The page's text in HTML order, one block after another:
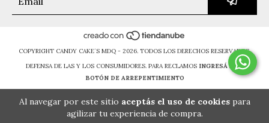
Al navegar por este sitio aceptás el uso de cookiespara
agilizar tu experiencia de compra.
COPYRIGHT CANDY CAKE´S MDQ - 2026. TODOS LOS DERECHOS RESERVADOS.
DEFENSA DE LAS Y LOS CONSUMIDORES. PARA RECLAMOS INGRESÁ ACÁ.
BOTÓN DE ARREPENTIMIENTO